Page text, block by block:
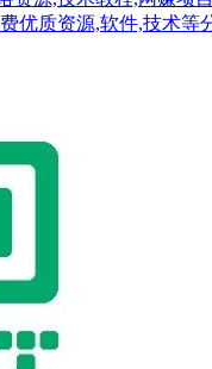
优质资源,软件,技术等